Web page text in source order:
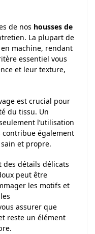
de nos housses de
La plupart de
machine, rendant
essentiel vous
et leur texture,
est crucial pour
du tissu. Un
l’utilisation
contribue également
et propre.
des détails délicats
peut être
les motifs et
assurer que
reste un élément